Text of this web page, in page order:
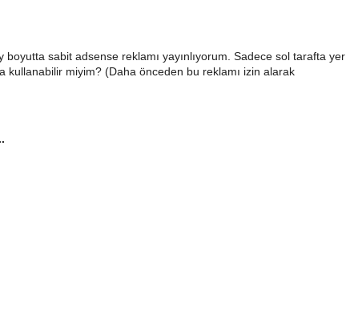
boyutta sabit adsense reklamı yayınlıyorum. Sadece sol tarafta yer
kullanabilir miyim? (Daha önceden bu reklamı izin alarak